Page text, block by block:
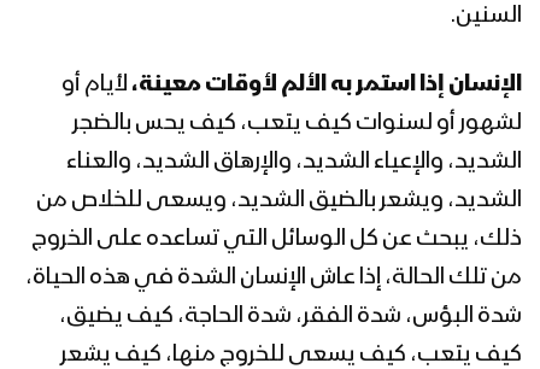
للسيد عبدالملك بدرالدين الحوثي 21
رمضان 1443هـ
المحاضرة الرمضانية العشرون (ذكرى
استشهاد الإمام علي عليه السلام) للسيد
عبدالملك بدرالدين الحوثي 20 رمضان
1443 هـ
المحاضرة الرمضانية التاسعة عشرة للسيد
عبدالملك بدرالدين الحوثي 19 رمضان
1443هـ
السنين.
الإنسان إذا استمر به الألم لأوقات معينة، لأيام أو
لشهور أو لسنوات كيف يتعب، كيف يحس بالضجر
الشديد، والإعياء الشديد، والإرهاق الشديد، والعناء
الشديد، ويشعر بالضيق الشديد، ويسعى للخلاص من
ذلك، يبحث عن كل الوسائل التي تساعده على الخروج
من تلك الحالة، إذا عاش الإنسان الشدة في هذه الحياة،
شدة البؤس، شدة الفقر، شدة الحاجة، كيف يضيق،
كيف يتعب، كيف يسعى للخروج منها، كيف يشعر